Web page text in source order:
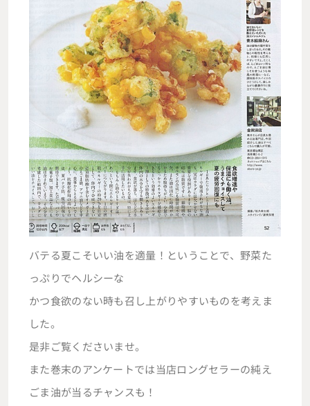
バテる夏こそいい油を適量！ということで、野菜た
っぷりでヘルシーな
かつ食欲のない時も召し上がりやすいものを考えま
した。
是非ご覧くださいませ。
また巻末のアンケートでは当店ロングセラーの純え
ごま油が当るチャンスも！